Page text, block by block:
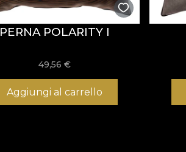
PERNA POLARITY I
49,56€
Aggiungi al carrello